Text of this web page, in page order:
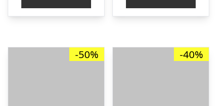
kr. 599,95.kr. 299,98.
kr. 399,95.kr.
-50% -40%